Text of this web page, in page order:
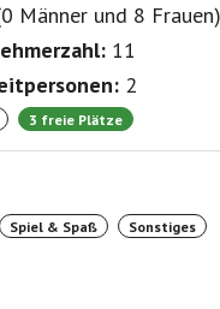
0 Männer und 8 Frauen)
11
2
3 freie Plätze
Spiel & Spaß Sonstiges